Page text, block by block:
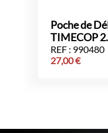
Poche de
TIMECOP
REF : 990480
27,00€